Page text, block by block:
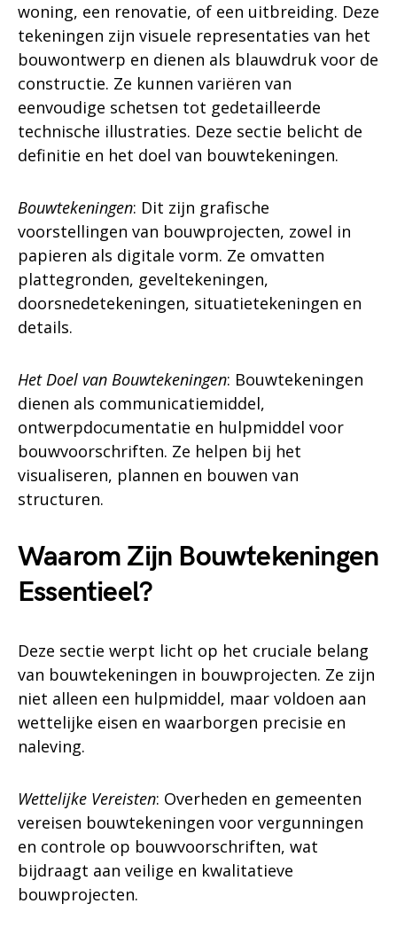
woning, een renovatie, of een uitbreiding. Deze
tekeningen zijn visuele representaties van het
bouwontwerp en dienen als blauwdruk voor de
constructie. Ze kunnen variëren van
eenvoudige schetsen tot gedetailleerde
technische illustraties. Deze sectie belicht de
definitie en het doel van bouwtekeningen.
Bouwtekeningen: Dit zijn grafische
voorstellingen van bouwprojecten, zowel in
papieren als digitale vorm. Ze omvatten
plattegronden, geveltekeningen,
doorsnedetekeningen, situatietekeningen en
details.
Het Doel van Bouwtekeningen: Bouwtekeningen
dienen als communicatiemiddel,
ontwerpdocumentatie en hulpmiddel voor
bouwvoorschriften. Ze helpen bij het
visualiseren, plannen en bouwen van
structuren.
Waarom Zijn Bouwtekeningen
Essentieel?
Deze sectie werpt licht op het cruciale belang
van bouwtekeningen in bouwprojecten. Ze zijn
niet alleen een hulpmiddel, maar voldoen aan
wettelijke eisen en waarborgen precisie en
naleving.
Wettelijke Vereisten: Overheden en gemeenten
vereisen bouwtekeningen voor vergunningen
en controle op bouwvoorschriften, wat
bijdraagt aan veilige en kwalitatieve
bouwprojecten.